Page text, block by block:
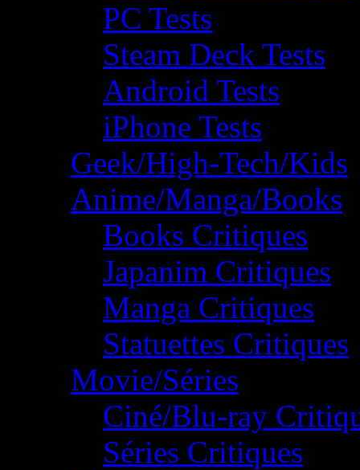
PC Tests
Steam Deck Tests
Android Tests
iPhone Tests
Geek/High-Tech/Kids
Anime/Manga/Books
Books Critiques
Japanim Critiques
Manga Critiques
Statuettes Critiques
Movie/Séries
Ciné/Blu-ray
Séries Critiques